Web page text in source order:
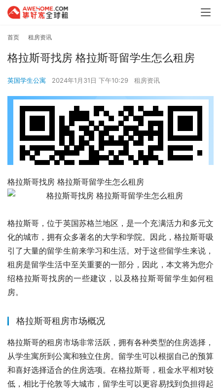
首页 租房资讯
格拉斯哥找房 格拉斯哥留学生怎么租房
英国学生公寓 2024年1月31日 下午10:29 租房资讯
格拉斯哥找房 格拉斯哥留学生怎么租房
格拉斯哥，位于英国苏格兰地区，是一个充满活力和多元文
化的城市，拥有众多著名的大学和学院。因此，格拉斯哥吸
引了大量的留学生前来学习和生活。对于这些留学生来说，
租房是留学生活中至关重要的一部分，因此，本文将为您介
绍格拉斯哥找房的一些建议，以及格拉斯哥留学生如何租
房。
格拉斯哥租房市场概况
格拉斯哥的租房市场非常活跃，拥有各种类型的住房选择，
从学生寓所到公寓和独立住房。留学生可以根据自己的预算
和喜好选择适合的住房选项。在格拉斯哥，租金水平相对较
低，相比于伦敦等大城市，留学生可以更容易找到负担得起